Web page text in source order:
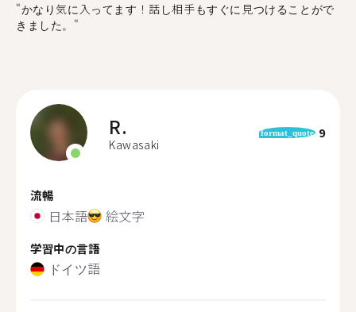
"かなり気に入ってます！話し相手もすぐに見つけることがで
きました。"
R.
Kawasaki
format_quote 9
流暢
日本語 絵文字
学習中の言語
ドイツ語